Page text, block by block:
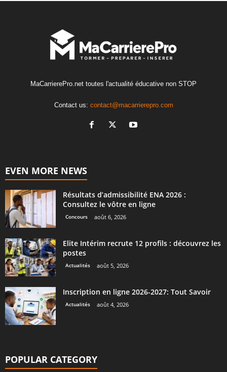
MaCarrierePro.net toutes l'actualité éducative non STOP
Contact us: contact@macarrierepro.com
EVEN MORE NEWS
Résultats d’admissibilité ENA 2026 :
Consultez le vôtre en ligne
Concours août 6, 2026
Elite Intérim recrute 12 profils : découvrez les
postes
Actualités août 5, 2026
Inscription en ligne 2026-2027: Tout Savoir
Actualités août 4, 2026
POPULAR CATEGORY